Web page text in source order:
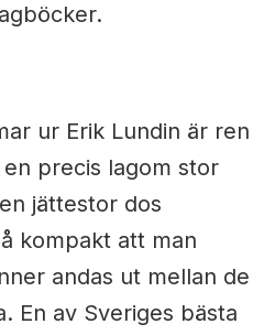
ur Erik Lundin är ren
precis lagom stor
jättestor dos
kompakt att man
andas ut mellan de
En av Sveriges bästa